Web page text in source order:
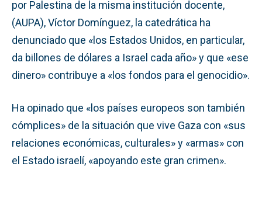
por Palestina de la misma institución docente,
(AUPA), Víctor Domínguez, la catedrática ha
denunciado que «los Estados Unidos, en particular,
da billones de dólares a Israel cada año» y que «ese
dinero» contribuye a «los fondos para el genocidio».
Ha opinado que «los países europeos son también
cómplices» de la situación que vive Gaza con «sus
relaciones económicas, culturales» y «armas» con
el Estado israelí, «apoyando este gran crimen».